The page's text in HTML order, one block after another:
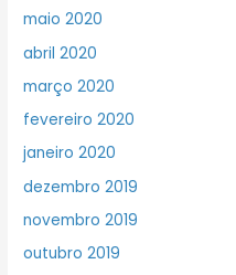
maio 2020
abril 2020
março 2020
fevereiro 2020
janeiro 2020
dezembro 2019
novembro 2019
outubro 2019